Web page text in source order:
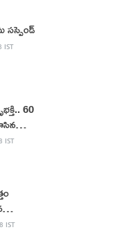
స‌స్పెండ్‌
IST
60
IST
IST